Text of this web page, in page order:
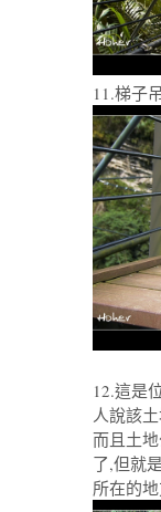
11.梯子
12.這是
人說該
而且土
了,但就
所在的